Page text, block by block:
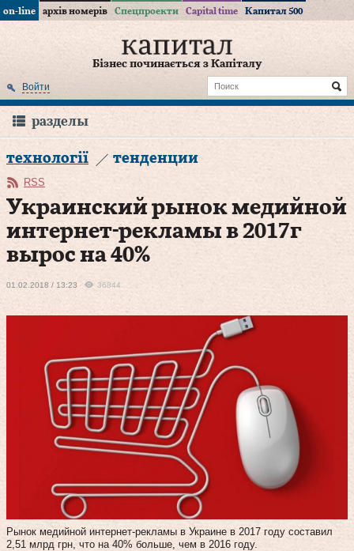
on-line архів номерів Спецпроекти Capital time Капитал 500
Бізнес починається з Капіталу
Войти
разделы
технології тенденции
RSS
Украинский рынок медийной
интернет-рекламы в 2017г
вырос на 40%
01.02.2018 / 13:23 36844
Рынок медийной интернет-рекламы в Украине в 2017 году составил
2,51 млрд грн, что на 40% больше, чем в 2016 году.